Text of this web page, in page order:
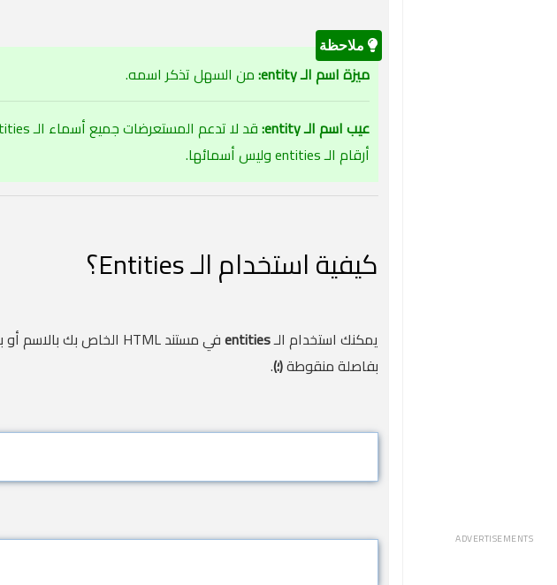
ADVERTISEMENTS
ميزة اسم الـ entity: من السهل تذكر اسمه.
عيب اسم الـ entity:
أرقام الـ entities وليس أسمائها.
كيفية استخدام الـ Entities؟
يمكنك استخدام الـentitiesفي مستند HTML الخاص بك بالاسم أو بمرجع رقمي للحروف، يبدأ كل entities برمز علامة
بفاصلة منقوطة(؛).